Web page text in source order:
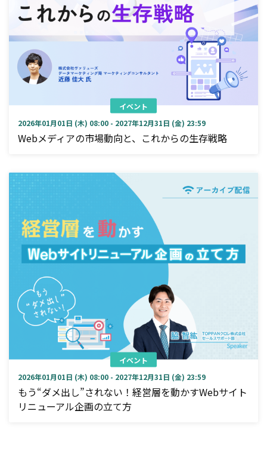
イベント
2026年01月01日 (木) 08:00 - 2027年12月31日 (金) 23:59
Webメディアの市場動向と、これからの生存戦略
イベント
2026年01月01日 (木) 08:00 - 2027年12月31日 (金) 23:59
もう“ダメ出し”されない！経営層を動かすWebサイト
リニューアル企画の立て方